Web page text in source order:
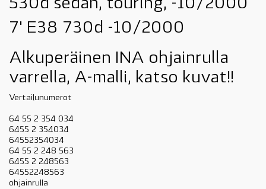
530d sedan, touring, -10/2000
7' E38 730d -10/2000
Alkuperäinen INA ohjainrulla
varrella, A-malli, katso kuvat!!
Vertailunumerot
64 55 2 354 034
6455 2 354034
64552354034
64 55 2 248 563
6455 2 248563
64552248563
ohjainrulla